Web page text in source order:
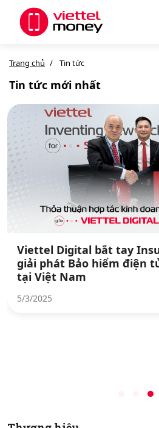
Giới thiệu
Sản phẩm
Dịch vụ
Tin tức
Hỗ trợ
Trang chủ Tin tức
Tin tức mới nhất
Viettel Digital bắt tay
giải phát Bảo hiểm điện
tại Việt Nam
5/3/2025